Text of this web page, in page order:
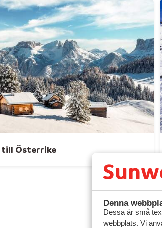
Denna
Dessa är små
webbplats. Vi
till Österrike